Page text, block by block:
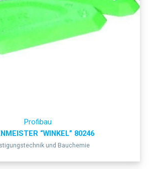
Profibau
“WINKEL” 80246
und Bauchemie